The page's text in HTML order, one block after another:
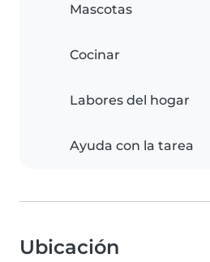
Mascotas
Cocinar
Labores del hogar
Ayuda con la tarea
Ubicación